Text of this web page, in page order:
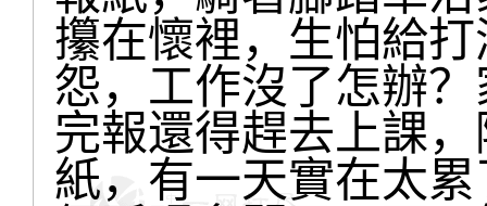
攥在懷裡，生怕給
怨，工作沒了怎辦
完報還得趕去上課
紙，有一天實在太